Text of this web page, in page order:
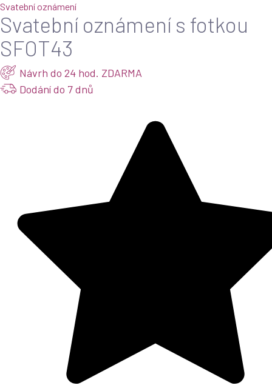
Svatební oznámení
Svatební oznámení s fotkou
SFOT43
Návrh do 24 hod. ZDARMA
Dodání do 7 dnů